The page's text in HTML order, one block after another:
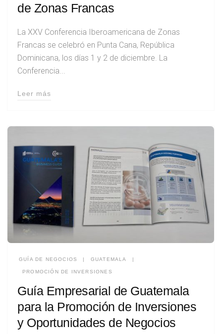
de Zonas Francas
La XXV Conferencia Iberoamericana de Zonas
Francas se celebró en Punta Cana, República
Dominicana, los días 1 y 2 de diciembre. La
Conferencia...
Leer más
GUÍA DE NEGOCIOS | GUATEMALA |
PROMOCIÓN DE INVERSIONES
Guía Empresarial de Guatemala
para la Promoción de Inversiones
y Oportunidades de Negocios